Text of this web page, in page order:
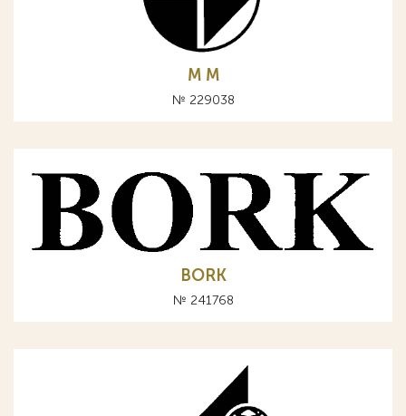
М M
№ 229038
BORK
№ 241768